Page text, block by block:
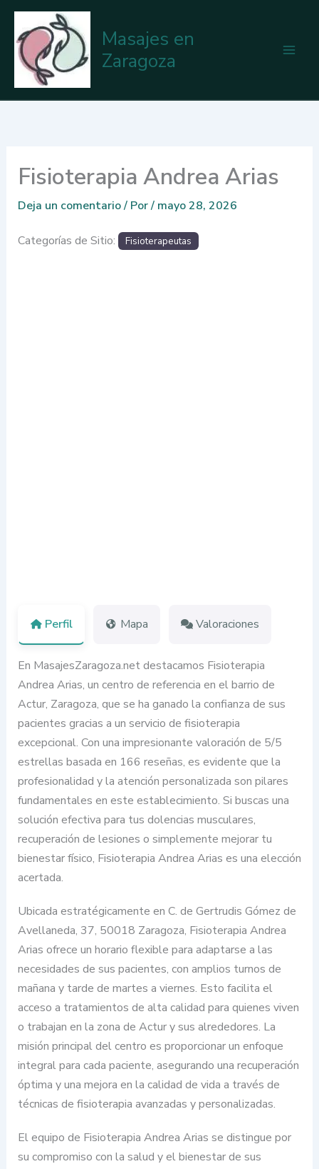
contenido
Masajes en
Zaragoza
Fisioterapia Andrea Arias
Deja un comentario/ Por/ mayo 28, 2026
Categorías de Sitio: Fisioterapeutas
Perfil Mapa Valoraciones
En MasajesZaragoza.net destacamos Fisioterapia
Andrea Arias, un centro de referencia en el barrio de
Actur, Zaragoza, que se ha ganado la confianza de sus
pacientes gracias a un servicio de fisioterapia
excepcional. Con una impresionante valoración de 5/5
estrellas basada en 166 reseñas, es evidente que la
profesionalidad y la atención personalizada son pilares
fundamentales en este establecimiento. Si buscas una
solución efectiva para tus dolencias musculares,
recuperación de lesiones o simplemente mejorar tu
bienestar físico, Fisioterapia Andrea Arias es una elección
acertada.
Ubicada estratégicamente en C. de Gertrudis Gómez de
Avellaneda, 37, 50018 Zaragoza, Fisioterapia Andrea
Arias ofrece un horario flexible para adaptarse a las
necesidades de sus pacientes, con amplios turnos de
mañana y tarde de martes a viernes. Esto facilita el
acceso a tratamientos de alta calidad para quienes viven
o trabajan en la zona de Actur y sus alrededores. La
misión principal del centro es proporcionar un enfoque
integral para cada paciente, asegurando una recuperación
óptima y una mejora en la calidad de vida a través de
técnicas de fisioterapia avanzadas y personalizadas.
El equipo de Fisioterapia Andrea Arias se distingue por
su compromiso con la salud y el bienestar de sus